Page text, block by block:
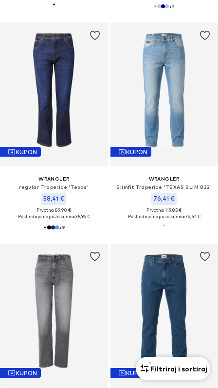
+2
KUPON
WRANGLER
regular Traperice 'Texas'
58,41 €
Prvotno: 89,90 €
Posljednja najniža cijena:35,96 €
+9
KUPON
WRANGLER
Slimfit Traperice 'TEXAS SLIM 822'
76,41 €
Prvotno: 119,85 €
Posljednja najniža cijena:76,41 €
KUPON KUPON
1
Filtriraj i sortiraj